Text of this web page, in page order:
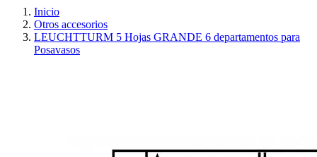
Inicio
Otros accesorios
LEUCHTTURM 5 Hojas GRANDE 6 departamentos para
Posavasos